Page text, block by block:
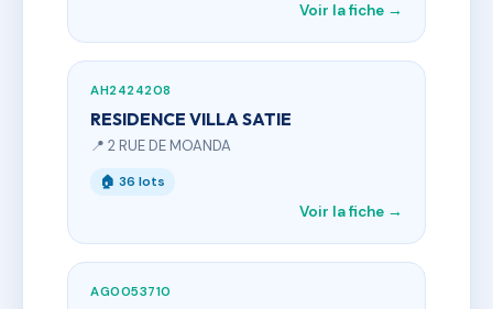
Voir la fiche →
AH2424208
RESIDENCE VILLA SATIE
📍 2 RUE DE MOANDA
🏠 36 lots
Voir la fiche →
AG0053710